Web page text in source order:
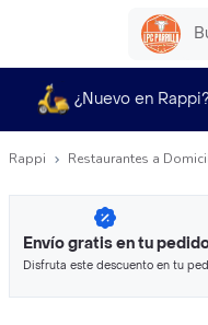
¿Nuevo en
Rappi Restaurantes a
Envío gratis en tu
Disfruta este descuento en tu